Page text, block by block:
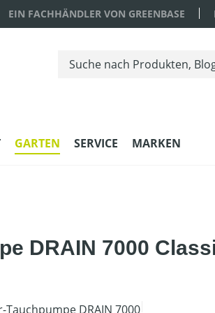
EIN FACHHÄNDLER VON GREENBASE
GARTEN SERVICE MARKEN
DRAIN 7000